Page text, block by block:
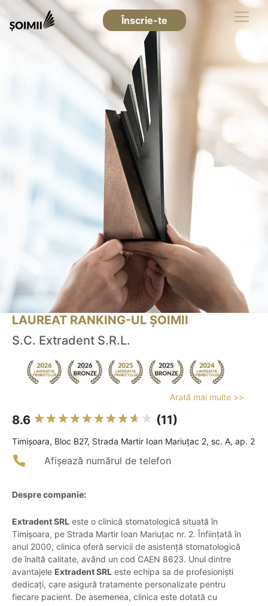
Înscrie-te
LAUREAT RANKING-UL ȘOIMII
S.C. Extradent S.R.L.
Arată mai multe >>
8.6 (11)
Timişoara, Bloc B27, Strada Martir Ioan Mariuțac 2, sc. A, ap. 2
Afișează numărul de telefon
Despre companie:
Extradent SRL este o clinică stomatologică situată în
Timișoara, pe Strada Martir Ioan Mariuțac nr. 2. Înființată în
anul 2000, clinica oferă servicii de asistență stomatologică
de înaltă calitate, având un cod CAEN 8623. Unul dintre
avantajele Extradent SRL este echipa sa de profesioniști
dedicați, care asigură tratamente personalizate pentru
fiecare pacient. De asemenea, clinica este dotată cu